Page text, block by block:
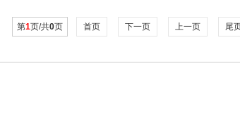
第1页/共0页 首页 下一页 上一页 尾